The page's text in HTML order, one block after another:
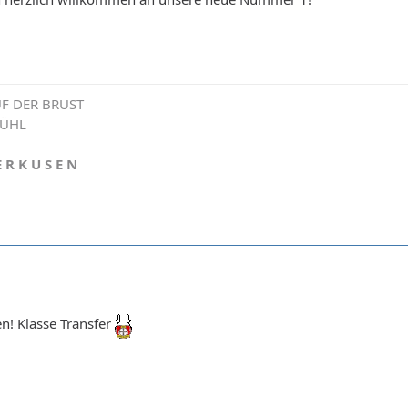
DER BRUST
R K U S E N
Klasse Transfer